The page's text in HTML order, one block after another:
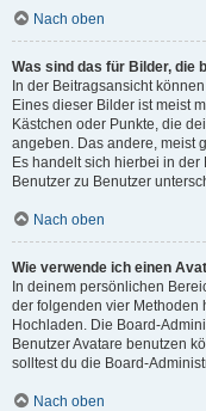
Nach oben
Was sind das für Bilder, die
In der Beitragsansicht
Eines dieser Bilder ist meist
Kästchen oder Punkte, die
angeben. Das andere, meist
Es handelt sich hierbei in
Benutzer zu Benutzer
Nach oben
Wie verwende ich einen
In deinem persönlichen
der folgenden vier Methoden
Hochladen. Die Board-
Benutzer Avatare benutzen
solltest du die Board-
Nach oben